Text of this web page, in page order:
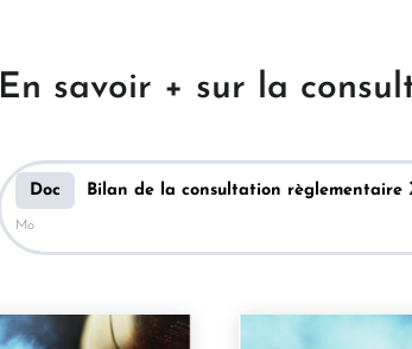
En savoir + sur la
Doc Bilan de la consultation règlementaire
Mo